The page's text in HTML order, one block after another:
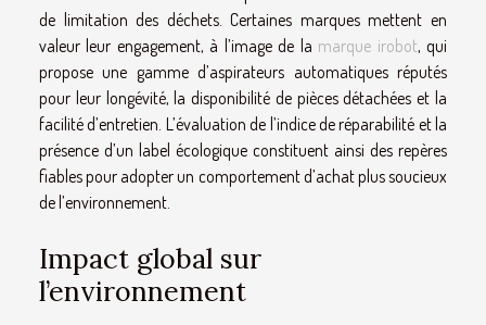
de limitation des déchets. Certaines marques mettent en
valeur leur engagement, à l’image de la marque irobot, qui
propose une gamme d’aspirateurs automatiques réputés
pour leur longévité, la disponibilité de pièces détachées et la
facilité d’entretien. L’évaluation de l’indice de réparabilité et la
présence d’un label écologique constituent ainsi des repères
fiables pour adopter un comportement d’achat plus soucieux
de l’environnement.
Impact global sur
l’environnement